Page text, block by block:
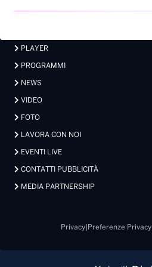
PLAYER
PROGRAMMI
NEWS
VIDEO
FOTO
LAVORA CON NOI
EVENTI LIVE
CONTATTI PUBBLICITÀ
MEDIA PARTNERSHIP
Privacy| Preferenze Privacy|